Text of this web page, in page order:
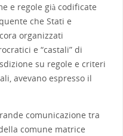
e regole già codificate
che Stati e
organizzati
e “castali” di
su regole e criteri
avevano espresso il
comunicazione tra
comune matrice